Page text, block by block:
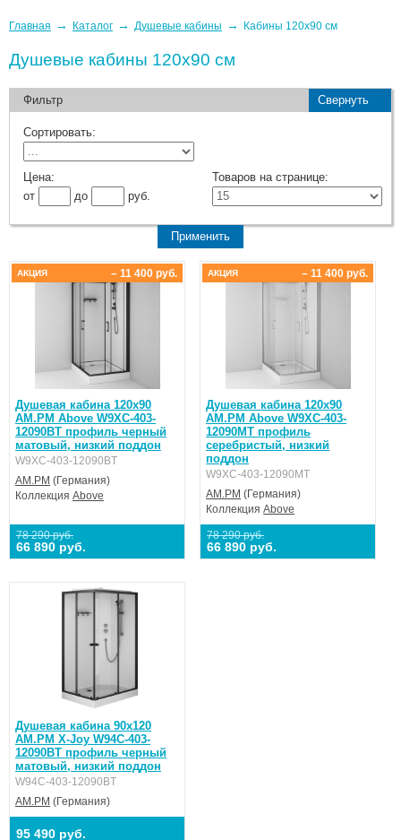
Главная → Каталог → Душевые кабины → Кабины 120x90 см
Душевые кабины 120х90 см
Фильтр Свернуть
Сортировать:
Цена:
от
до руб.
Товаров на странице:
Душевая кабина 120x90
AM.PM Above W9XC-403-
12090BT профиль черный
матовый, низкий поддон
W9XC-403-12090BT
AM.PM (Германия)
Коллекция Above
78 290 руб.
66 890 руб.
– 11 400 руб.
АКЦИЯ
Душевая кабина 120x90
AM.PM Above W9XC-403-
12090MT профиль
серебристый, низкий
поддон
W9XC-403-12090MT
AM.PM (Германия)
КоллекцияAbove
78 290 руб.
66 890 руб.
– 11 400 руб.
АКЦИЯ
Душевая кабина 90x120
AM.PM X-Joy W94C-403-
12090BT профиль черный
матовый, низкий поддон
W94C-403-12090BT
AM.PM (Германия)
95 490 руб.